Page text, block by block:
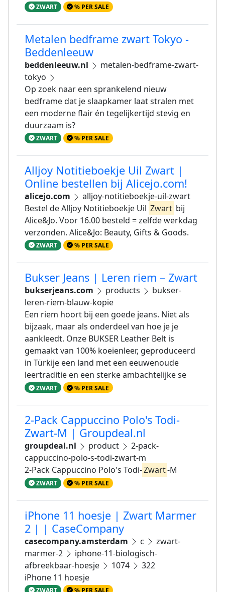
ZWART % PER SALE
Metalen bedframe zwart Tokyo -
Beddenleeuw
beddenleeuw.nl
metalen-bedframe-zwart-
tokyo
Op zoek naar een sprankelend nieuw
bedframe dat je slaapkamer laat stralen met
een moderne flair én tegelijkertijd stevig en
duurzaam is?
ZWART % PER SALE
Alljoy Notitieboekje Uil Zwart |
Online bestellen bij Alicejo.com!
alicejo.com
alljoy-notitieboekje-uil-zwart
Bestel de Alljoy Notitieboekje Uil Zwart bij
Alice&Jo. Voor 16.00 besteld = zelfde werkdag
verzonden. Alice&Jo: Beauty, Gifts & Goods.
ZWART % PER SALE
Bukser Jeans | Leren riem – Zwart
bukserjeans.com products
bukser-
leren-riem-blauw-kopie
Een riem hoort bij een goede jeans. Niet als
bijzaak, maar als onderdeel van hoe je je
aankleedt. Onze BUKSER Leather Belt is
gemaakt van 100% koeienleer, geproduceerd
in Türkije een land met een eeuwenoude
leertraditie en een sterke ambachtelijke se
ZWART % PER SALE
2-Pack Cappuccino Polo's Todi-
Zwart-M | Groupdeal.nl
groupdeal.nl product
2-pack-
cappuccino-polo-s-todi-zwart-m
2-Pack Cappuccino Polo's Todi-Zwart-M
ZWART % PER SALE
iPhone 11 hoesje | Zwart Marmer
2 | | CaseCompany
casecompany.amsterdam c
zwart-
marmer-2
iphone-11-biologisch-
afbreekbaar-hoesje
1074
322
iPhone 11 hoesje
ZWART % PER SALE